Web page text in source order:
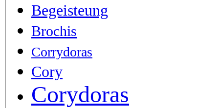
Begeisteung
Brochis
Corrydoras
Cory
Corydoras